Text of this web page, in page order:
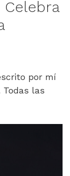
por mí
las